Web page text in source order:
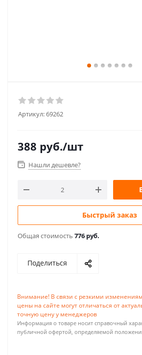
Артикул:69262
388 руб./шт
Нашли дешевле?
Быстрый заказ
Общая стоимость 776 руб.
Поделиться
Внимание! В связи с резкими
цены на сайте могут отличаться от
точную цену у менеджеров
Информация о товаре носит справочный
публичной офертой, определяемой